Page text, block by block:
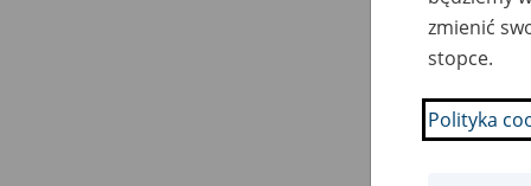
zmienić
stopce.
Polityka